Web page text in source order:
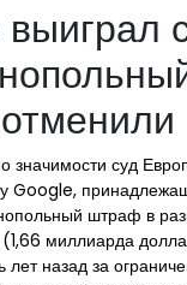
значимости суд
Google,
штраф в
миллиарда
назад за